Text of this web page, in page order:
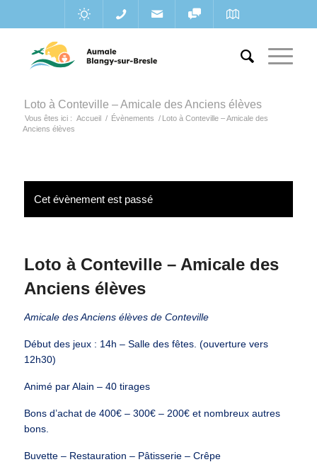
Loto à Conteville – Amicale des Anciens élèves
Vous êtes ici : Accueil / Évènements / Loto à Conteville – Amicale des
Anciens élèves
Cet évènement est passé
Loto à Conteville – Amicale des
Anciens élèves
Amicale des Anciens élèves de Conteville
Début des jeux : 14h – Salle des fêtes. (ouverture vers
12h30)
Animé par Alain – 40 tirages
Bons d’achat de 400€ – 300€ – 200€ et nombreux autres
bons.
Buvette – Restauration – Pâtisserie – Crêpe